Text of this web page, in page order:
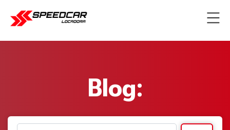
Blog: